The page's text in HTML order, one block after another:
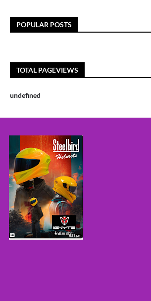
POPULAR POSTS
TOTAL PAGEVIEWS
undefned